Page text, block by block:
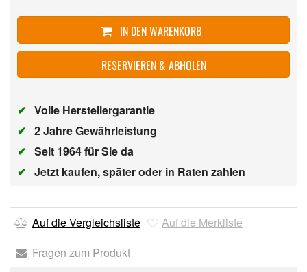
IN DEN WARENKORB
RESERVIEREN & ABHOLEN
✔ Volle Herstellergarantie
✔ 2 Jahre Gewährleistung
✔ Seit 1964 für Sie da
✔ Jetzt kaufen, später oder in Raten zahlen
Auf die Vergleichsliste
Auf die Merkliste
Fragen zum Produkt